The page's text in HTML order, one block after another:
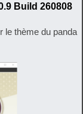
Build 260808
le thème du panda